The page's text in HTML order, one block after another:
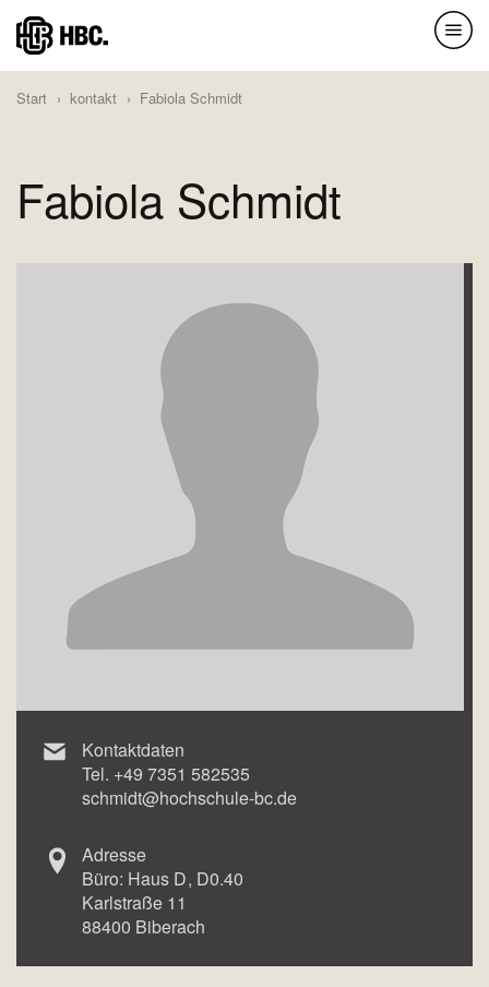
Direkt
zum
Inhalt
Start kontakt Fabiola Schmidt
Fabiola Schmidt
Kontaktdaten
Tel. +49 7351 582535
schmidt@hochschule-bc.de
Adresse
Büro: Haus D D0.40
Karlstraße 11
88400 Biberach